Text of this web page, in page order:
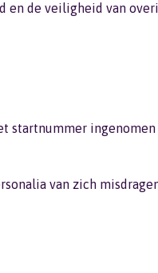
en de veiligheid van
startnummer ingenomen
van zich